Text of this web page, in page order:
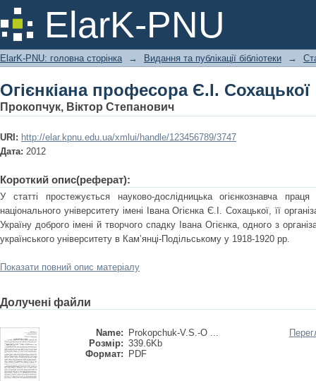
ElarK-PNU
Огієнкіана професора Є.І. Сохацької
ElarK-PNU: головна сторінка → Видання та публікації бібліотеки →
Огієнкіана професора Є.І. Сохацької
Прокопчук, Віктор Степанович
URI: http://elar.kpnu.edu.ua/xmlui/handle/123456789/3747
Дата: 2012
Короткий опис(реферат):
У статті простежується науково-дослідницька огієнкознавча
національного університету імені Івана Огієнка Є.І. Сохацької, її
Україну доброго імені й творчого спадку Івана Огієнка, одного з
українського університету в Кам’янці-Подільському у 1918-1920 рр.
Показати повний опис матеріалу
Долучені файли
Name:
Prokopchuk-V.S.-O ...
Розмір: 339.6Kb
Формат:
PDF